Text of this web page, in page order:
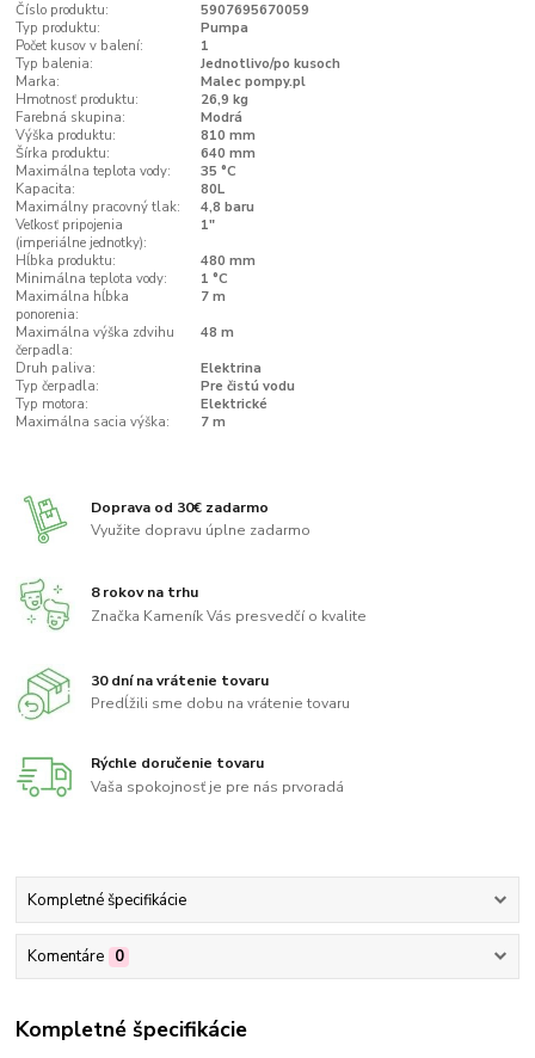
Číslo produktu:
5907695670059
Typ produktu:
Pumpa
Počet kusov v balení:
1
Typ balenia:
Jednotlivo/po kusoch
Marka:
Malec pompy.pl
Hmotnosť produktu:
26,9 kg
Farebná skupina:
Modrá
Výška produktu:
810 mm
Šírka produktu:
640 mm
Maximálna teplota vody:
35 °C
Kapacita:
80L
Maximálny pracovný tlak:
4,8 baru
Veľkosť pripojenia
(imperiálne jednotky):
1"
Hĺbka produktu:
480 mm
Minimálna teplota vody:
1 °C
Maximálna hĺbka
ponorenia:
7 m
Maximálna výška zdvihu
čerpadla:
48 m
Druh paliva:
Elektrina
Typ čerpadla:
Pre čistú vodu
Typ motora:
Elektrické
Maximálna sacia výška:
7 m
Doprava od 30€ zadarmo
Využite dopravu úplne zadarmo
8 rokov na trhu
Značka Kameník Vás presvedčí o kvalite
30 dní na vrátenie tovaru
Predĺžili sme dobu na vrátenie tovaru
Rýchle doručenie tovaru
Vaša spokojnosť je pre nás prvoradá
Kompletné špecifikácie
Komentáre 0
Kompletné špecifikácie